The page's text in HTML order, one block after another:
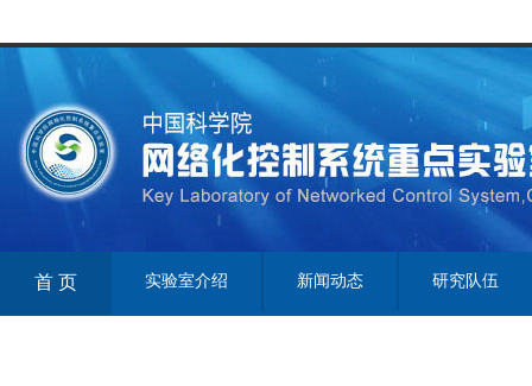
首 页 实验室介绍 新闻动态 研究队伍